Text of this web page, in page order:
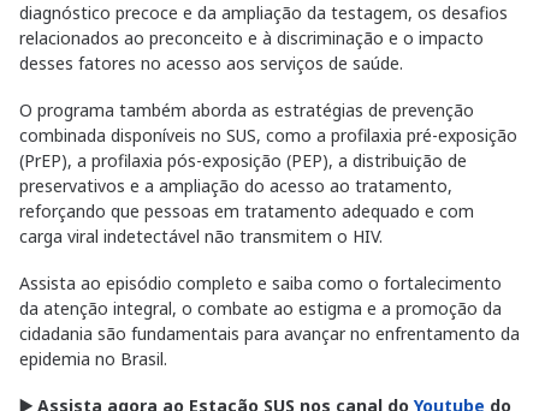
diagnóstico precoce e da ampliação da testagem, os desafios
relacionados ao preconceito e à discriminação e o impacto
desses fatores no acesso aos serviços de saúde.
O programa também aborda as estratégias de prevenção
combinada disponíveis no SUS, como a profilaxia pré-exposição
(PrEP), a profilaxia pós-exposição (PEP), a distribuição de
preservativos e a ampliação do acesso ao tratamento,
reforçando que pessoas em tratamento adequado e com
carga viral indetectável não transmitem o HIV.
Assista ao episódio completo e saiba como o fortalecimento
da atenção integral, o combate ao estigma e a promoção da
cidadania são fundamentais para avançar no enfrentamento da
epidemia no Brasil.
▶️ Assista agora ao Estação SUS nos canal do Youtube do